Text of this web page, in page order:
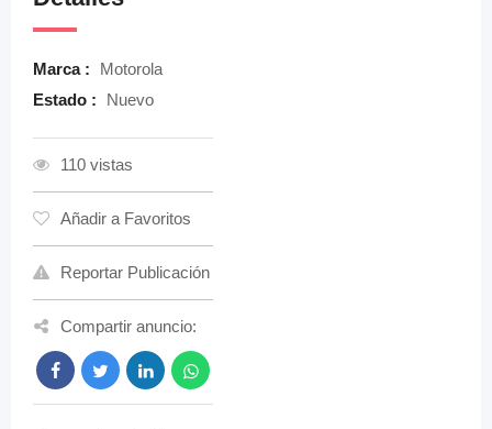
Marca :
Motorola
Estado :
Nuevo
110 vistas
Añadir a Favoritos
Reportar Publicación
Compartir anuncio: